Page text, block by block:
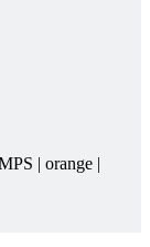
| orange |